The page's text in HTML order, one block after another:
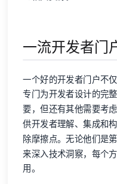
一流开发者门
一个好的开发者门户不
专门为开发者设计的完整
要，但还有其他需要考
供开发者理解、集成和
除摩擦点。无论他们是
来深入技术洞察，每个
用。